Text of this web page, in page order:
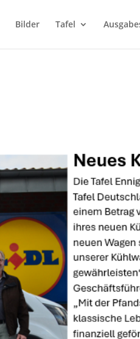
Bilder Tafel